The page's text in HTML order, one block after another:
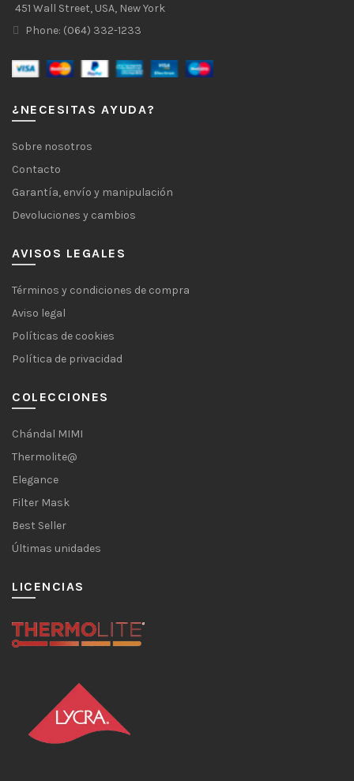
451 Wall Street, USA, New York
Phone: (064) 332-1233
¿NECESITAS AYUDA?
Sobre nosotros
Contacto
Garantía, envío y manipulación
Devoluciones y cambios
AVISOS LEGALES
Términos y condiciones de compra
Aviso legal
Políticas de cookies
Política de privacidad
COLECCIONES
Chándal MIMI
Thermolite@
Elegance
Filter Mask
Best Seller
Últimas unidades
LICENCIAS